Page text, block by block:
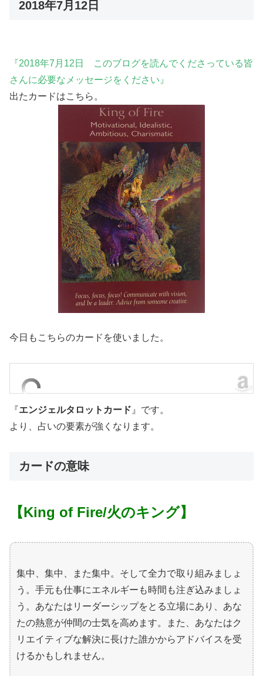
2018年7月12日
『2018年7月12日 このブログを読んでくださっている皆
さんに必要なメッセージをください』
出たカードはこちら。
今日もこちらのカードを使いました。
『エンジェルタロットカード 』です。
より、占いの要素が強くなります。
カードの意味
【King of Fire/火のキング】
集中、集中、また集中。そして全力で取り組みましょ
う。手元も仕事にエネルギーも時間も注ぎ込みましょ
う。あなたはリーダーシップをとる立場にあり、あな
たの熱意が仲間の士気を高めます。また、あなたはク
リエイティブな解決に長けた誰かからアドバイスを受
けるかもしれません。